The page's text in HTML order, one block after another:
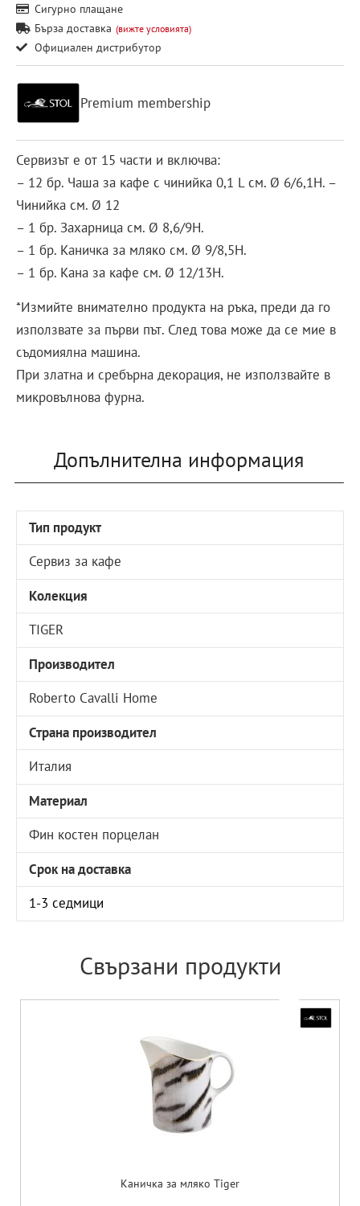
Сигурно плащане
Бърза доставка (вижте условията)
Официален дистрибутор
Premium membership
Сервизът е от 15 части и включва:
– 12 бр. Чаша за кафе с чинийка 0,1 L см. Ø 6/6,1H. –
Чинийка см. Ø 12
– 1 бр. Захарница см. Ø 8,6/9Н.
– 1 бр. Каничка за мляко см. Ø 9/8,5Н.
– 1 бр. Кана за кафе см. Ø 12/13Н.
*Измийте внимателно продукта на ръка, преди да го
използвате за първи път. След това може да се мие в
съдомиялна машина.
При златна и сребърна декорация, не използвайте в
микровълнова фурна.
Допълнителна информация
Тип продукт
Сервиз за кафе
Колекция
TIGER
Производител
Roberto Cavalli Home
Страна производител
Италия
Материал
Фин костен порцелан
Срок на доставка
1-3 седмици
Свързани продукти
Каничка за мляко Tiger